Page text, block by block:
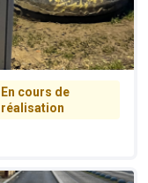
En cours de
réalisation